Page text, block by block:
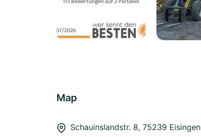
Map
Schauinslandstr. 8, 75239 Eisingen